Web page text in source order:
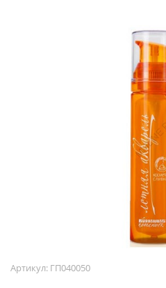
Артикул: ГП040050